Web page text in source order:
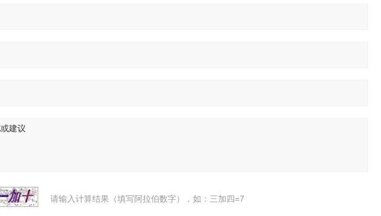
请输入计算结果（填写阿拉伯数字），如：三加四=7